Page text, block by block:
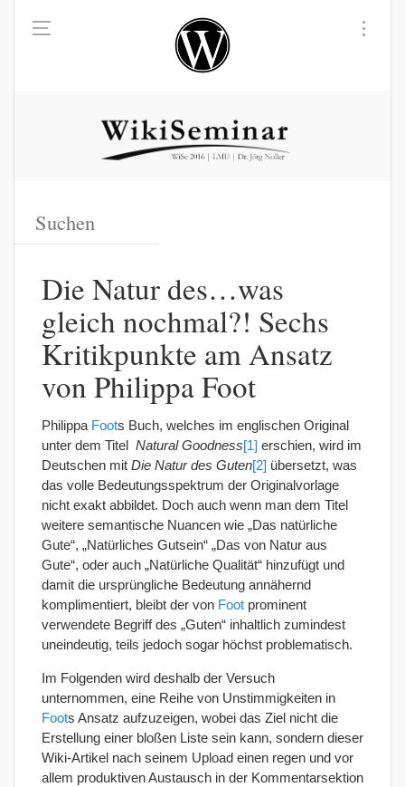
Die Natur des…was
gleich nochmal?! Sechs
Kritikpunkte am Ansatz
von Philippa Foot
Philippa Foots Buch, welches im englischen Original
unter dem Titel Natural Goodness[1] erschien, wird im
Deutschen mit Die Natur des Guten[2] übersetzt, was
das volle Bedeutungsspektrum der Originalvorlage
nicht exakt abbildet. Doch auch wenn man dem Titel
weitere semantische Nuancen wie „Das natürliche
Gute“, „Natürliches Gutsein“ „Das von Natur aus
Gute“, oder auch „Natürliche Qualität“ hinzufügt und
damit die ursprüngliche Bedeutung annähernd
komplimentiert, bleibt der von Foot prominent
verwendete Begriff des „Guten“ inhaltlich zumindest
uneindeutig, teils jedoch sogar höchst problematisch.
Im Folgenden wird deshalb der Versuch
unternommen, eine Reihe von Unstimmigkeiten in
Foots Ansatz aufzuzeigen, wobei das Ziel nicht die
Erstellung einer bloßen Liste sein kann, sondern dieser
Wiki-Artikel nach seinem Upload einen regen und vor
allem produktiven Austausch in der Kommentarsektion